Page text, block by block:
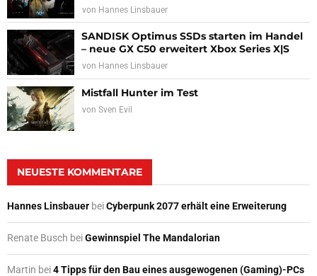
von Hannes Linsbauer
SANDISK Optimus SSDs starten im Handel
– neue GX C50 erweitert Xbox Series X|S
von Hannes Linsbauer
Mistfall Hunter im Test
von Sven Evil
NEUESTE KOMMENTARE
Hannes Linsbauer beiCyberpunk 2077 erhält eine Erweiterung
Renate Busch beiGewinnspiel The Mandalorian
Martin bei4 Tipps für den Bau eines ausgewogenen (Gaming)-PCs